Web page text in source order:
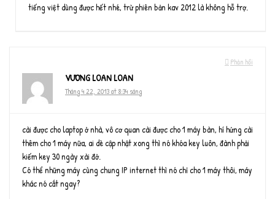
tiếng việt dùng được hết nhé, trừ phiên bản kav 2012 là không hỗ trợ.
Phản hồi
VƯƠNG LOAN LOAN
Tháng 4 22, 2013 at 8:34 sáng
cài được cho laptop ở nhà, vô cơ quan cài được cho 1 máy bàn, hí hửng cài
thêm cho 1 máy nữa, ai dè cập nhật xong thì nó khóa key luôn, đành phải
kiếm key 30 ngày xài đở.
Có thể những máy cùng chung IP internet thì nó chỉ cho 1 máy thôi, máy
khác nó cắt ngay?